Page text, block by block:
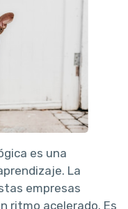
es una
La
empresas
ritmo acelerado. Es